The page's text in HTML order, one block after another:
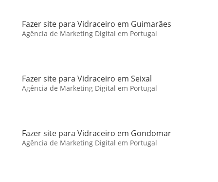
Fazer site para Vidraceiro em Guimarães
Agência de Marketing Digital em Portugal
Fazer site para Vidraceiro em Seixal
Agência de Marketing Digital em Portugal
Fazer site para Vidraceiro em Gondomar
Agência de Marketing Digital em Portugal